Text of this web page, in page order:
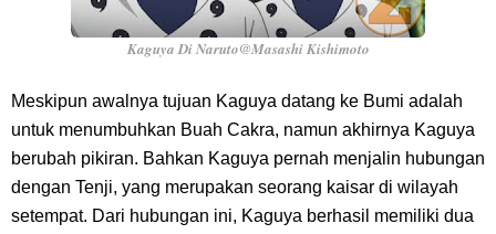
Kaguya Di Naruto@Masashi Kishimoto
Meskipun awalnya tujuan Kaguya datang ke Bumi adalah
untuk menumbuhkan Buah Cakra, namun akhirnya Kaguya
berubah pikiran. Bahkan Kaguya pernah menjalin hubungan
dengan Tenji, yang merupakan seorang kaisar di wilayah
setempat. Dari hubungan ini, Kaguya berhasil memiliki dua